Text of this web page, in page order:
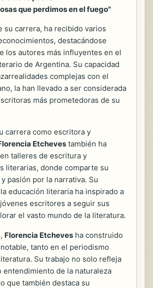
que perdimos en el fuego"
su carrera, ha recibido varios
destacándose
los autores más influyentes en el
de Argentina. Su capacidad
complejas con el
la han llevado a ser considerada
más prometedoras de su
carrera como escritora y
Etcheves también ha
talleres de escritura y
literarias, donde comparte su
pasión por la narrativa. Su
educación literaria ha inspirado a
escritores a seguir sus
el vasto mundo de la literatura.
Florencia Etcheves ha construido
tanto en el periodismo
Su trabajo no solo refleja
entendimiento de la naturaleza
que también destaca su